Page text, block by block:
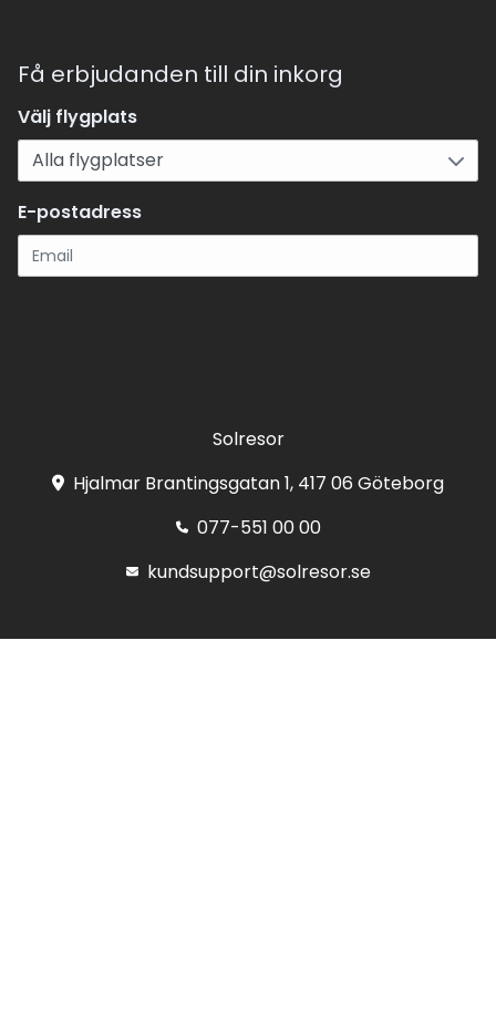
Få erbjudanden till din inkorg
Välj flygplats
E-postadress
Solresor
Hjalmar Brantingsgatan 1, 417 06 Göteborg
077-551 00 00
kundsupport@solresor.se